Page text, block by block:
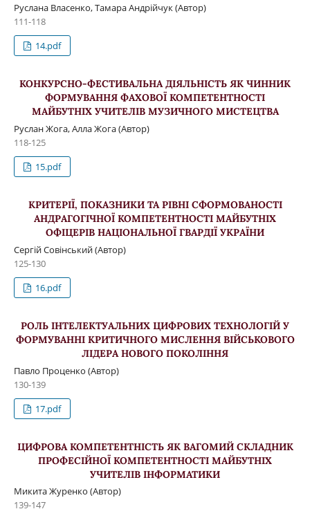
Руслана Власенко, Тамара Андрійчук (Автор)
111-118
14.pdf
КОНКУРСНО-ФЕСТИВАЛЬНА ДІЯЛЬНІСТЬ ЯК ЧИННИК
ФОРМУВАННЯ ФАХОВОЇ КОМПЕТЕНТНОСТІ
МАЙБУТНІХ УЧИТЕЛІВ МУЗИЧНОГО МИСТЕЦТВА
Руслан Жога, Алла Жога (Автор)
118-125
15.pdf
КРИТЕРІЇ, ПОКАЗНИКИ ТА РІВНІ СФОРМОВАНОСТІ
АНДРАГОГІЧНОЇ КОМПЕТЕНТНОСТІ МАЙБУТНІХ
ОФІЦЕРІВ НАЦІОНАЛЬНОЇ ГВАРДІЇ УКРАЇНИ
Сергій Совінський (Автор)
125-130
16.pdf
РОЛЬ ІНТЕЛЕКТУАЛЬНИХ ЦИФРОВИХ ТЕХНОЛОГІЙ У
ФОРМУВАННІ КРИТИЧНОГО МИСЛЕННЯ ВІЙСЬКОВОГО
ЛІДЕРА НОВОГО ПОКОЛІННЯ
Павло Проценко (Автор)
130-139
17.pdf
ЦИФРОВА КОМПЕТЕНТНІСТЬ ЯК ВАГОМИЙ СКЛАДНИК
ПРОФЕСІЙНОЇ КОМПЕТЕНТНОСТІ МАЙБУТНІХ
УЧИТЕЛІВ ІНФОРМАТИКИ
Микита Журенко (Автор)
139-147